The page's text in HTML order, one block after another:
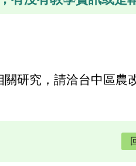
研究，請洽台中區農